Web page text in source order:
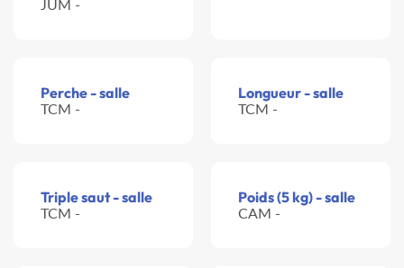
JUM -
Perche - salle
TCM -
Longueur - salle
TCM -
Triple saut - salle
TCM -
Poids (5 kg) - salle
CAM -